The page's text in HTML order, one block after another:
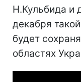
Н.Кульбида и
декабря
будет
областях